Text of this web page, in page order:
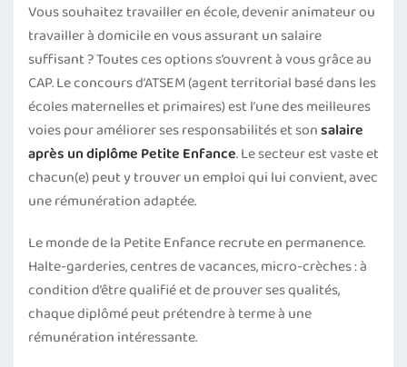
Vous souhaitez travailler en école, devenir animateur ou
travailler à domicile en vous assurant un salaire
suffisant ? Toutes ces options s’ouvrent à vous grâce au
CAP. Le concours d’ATSEM (agent territorial basé dans les
écoles maternelles et primaires) est l’une des meilleures
voies pour améliorer ses responsabilités et sonsalaire
après un diplôme Petite Enfance. Le secteur est vaste et
chacun(e) peut y trouver un emploi qui lui convient, avec
une rémunération adaptée.
Le monde de la Petite Enfance recrute en permanence.
Halte-garderies, centres de vacances, micro-crèches : à
condition d’être qualifié et de prouver ses qualités,
chaque diplômé peut prétendre à terme à une
rémunération intéressante.